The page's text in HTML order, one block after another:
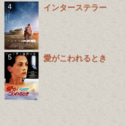
インターステラー
愛がこわれるとき